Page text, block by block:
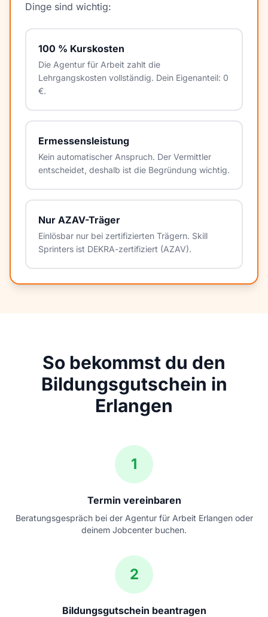
Dinge sind wichtig:
100 % Kurskosten
Die Agentur für Arbeit zahlt die
Lehrgangskosten vollständig. Dein Eigenanteil: 0
€.
Ermessensleistung
Kein automatischer Anspruch. Der Vermittler
entscheidet, deshalb ist die Begründung wichtig.
Nur AZAV-Träger
Einlösbar nur bei zertifizierten Trägern. Skill
Sprinters ist DEKRA-zertifiziert (AZAV).
So bekommst du den
Bildungsgutschein in
Erlangen
1
Termin vereinbaren
Beratungsgespräch bei der Agentur für Arbeit Erlangen oder
deinem Jobcenter buchen.
2
Bildungsgutschein beantragen